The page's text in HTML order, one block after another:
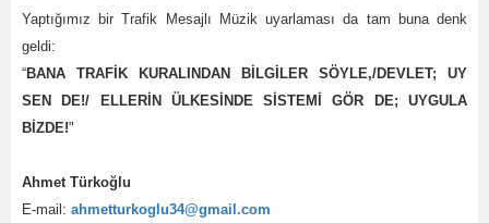
Yaptığımız bir Trafik Mesajlı Müzik uyarlaması da tam buna denk
geldi:
“BANA TRAFİK KURALINDAN BİLGİLER SÖYLE,/DEVLET; UY
SEN DE!/ ELLERİN ÜLKESİNDE SİSTEMİ GÖR DE; UYGULA
BİZDE!"
Ahmet Türkoğlu
E-mail: ahmetturkoglu34@gmail.com